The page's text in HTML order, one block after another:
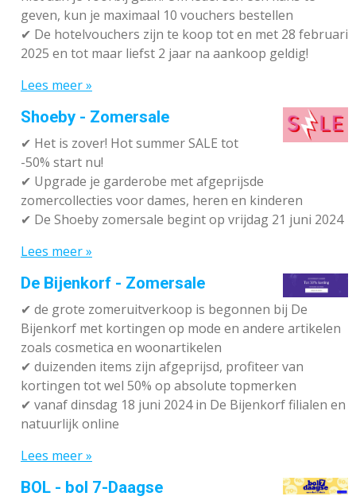
geven, kun je maximaal 10 vouchers bestellen
✔ De hotelvouchers zijn te koop tot en met 28 februari
2025 en tot maar liefst 2 jaar na aankoop geldig!
Lees meer »
Shoeby - Zomersale
✔ Het is zover! Hot summer SALE tot
-50% start nu!
✔ Upgrade je garderobe met afgeprijsde
zomercollecties voor dames, heren en kinderen
✔ De Shoeby zomersale begint op vrijdag 21 juni 2024
Lees meer »
De Bijenkorf - Zomersale
✔ de grote zomeruitverkoop is begonnen bij De
Bijenkorf met kortingen op mode en andere artikelen
zoals cosmetica en woonartikelen
✔ duizenden items zijn afgeprijsd, profiteer van
kortingen tot wel 50% op absolute topmerken
✔ vanaf dinsdag 18 juni 2024 in De Bijenkorf filialen en
natuurlijk online
Lees meer »
BOL - bol 7-Daagse